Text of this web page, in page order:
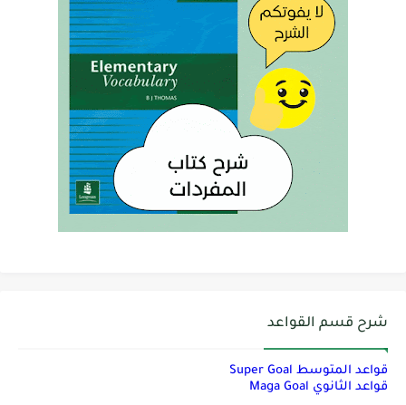
شرح قسم القواعد
قواعد المتوسط Super Goal
قواعد الثانوي Maga Goal